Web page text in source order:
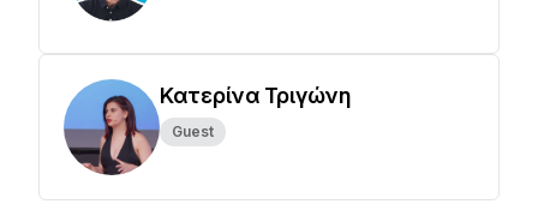
Κατερίνα Τριγώνη
Guest